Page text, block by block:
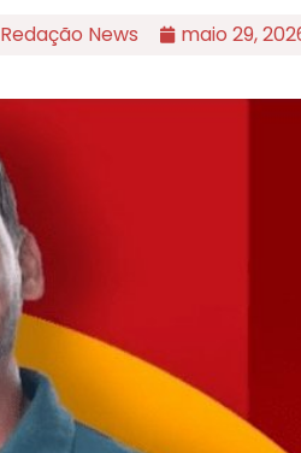
Redação News maio 29,